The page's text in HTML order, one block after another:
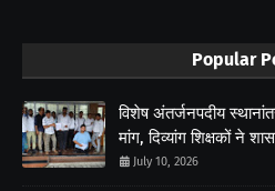
Popular
विशेष अंतर्जनपदीय
मांग, दिव्यांग शिक्षकों ने
July 10, 2026